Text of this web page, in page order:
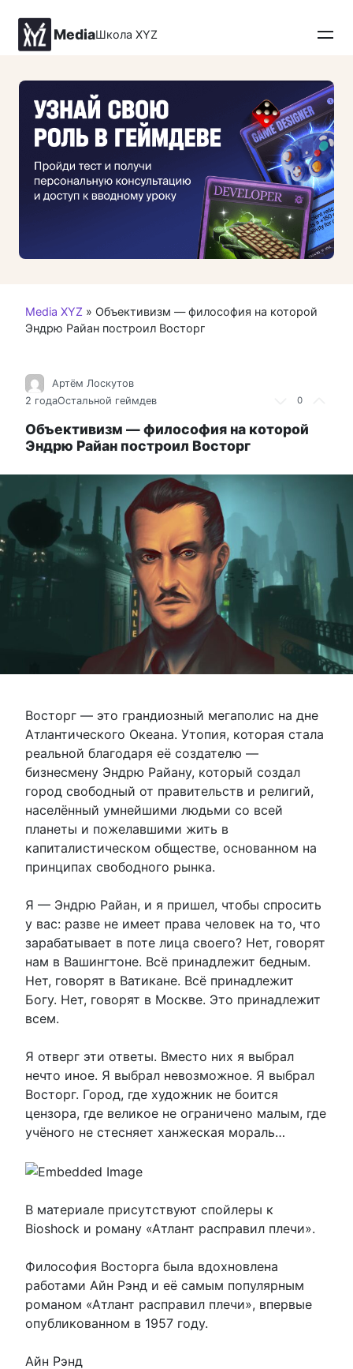
контенту
MediaШкола XYZ
Media XYZ » Объективизм — философия на которой
Эндрю Райан построил Восторг
0
Артём Лоскутов
2 годаОстальной геймдев
Объективизм — философия на которой
Эндрю Райан построил Восторг
Восторг — это грандиозный мегаполис на дне
Атлантического Океана. Утопия, которая стала
реальной благодаря её создателю —
бизнесмену Эндрю Райану, который создал
город свободный от правительств и религий,
населённый умнейшими людьми со всей
планеты и пожелавшими жить в
капиталистическом обществе, основанном на
принципах свободного рынка.
Я — Эндрю Райан, и я пришел, чтобы спросить
у вас: разве не имеет права человек на то, что
зарабатывает в поте лица своего? Нет, говорят
нам в Вашингтоне. Всё принадлежит бедным.
Нет, говорят в Ватикане. Всё принадлежит
Богу. Нет, говорят в Москве. Это принадлежит
всем.
Я отверг эти ответы. Вместо них я выбрал
нечто иное. Я выбрал невозможное. Я выбрал
Восторг. Город, где художник не боится
цензора, где великое не ограничено малым, где
учёного не стесняет ханжеская мораль…
В материале присутствуют спойлеры к
Bioshock и роману «Атлант расправил плечи».
Философия Восторга была вдохновлена
работами Айн Рэнд и её самым популярным
романом «Атлант расправил плечи», впервые
опубликованном в 1957 году.
Айн Рэнд